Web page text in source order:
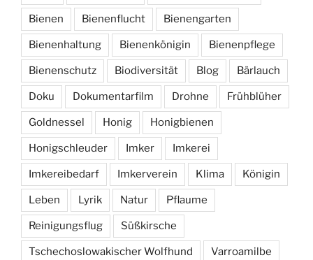
Bienen Bienenflucht Bienengarten
Bienenhaltung Bienenkönigin Bienenpflege
Bienenschutz Biodiversität Blog Bärlauch
Doku Dokumentarfilm Drohne Frühblüher
Goldnessel Honig Honigbienen
Honigschleuder Imker Imkerei
Imkereibedarf Imkerverein Klima Königin
Leben Lyrik Natur Pflaume
Reinigungsflug Süßkirsche
Tschechoslowakischer Wolfhund Varroamilbe